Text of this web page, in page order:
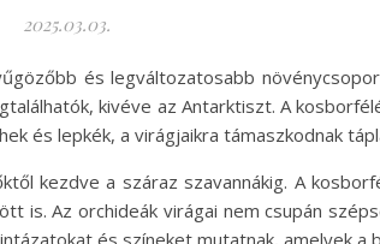
2025.03.03.
és legváltozatosabb
kivéve az Antarktiszt. A
és lepkék, a virágjaikra támaszkodnak
kezdve a száraz szavannákig. A
Az orchideák virágai nem csupán
és színeket mutatnak, amelyek a